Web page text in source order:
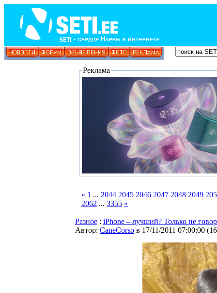
Реклама
« 1 ... 2044 2045 2046 2047 2048 2049
2062 ... 3355 »
Разное : iPhone – лучший? Только не
Автор: CaneCorso в 17/11/2011 07:00:00 (